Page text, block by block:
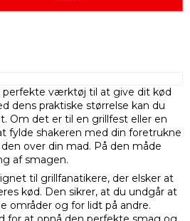
perfekte værktøj til at give dit kød
dens praktiske størrelse kan du
Om det er til en grillfest eller en
fylde shakeren med din foretrukne
over din mad. På den måde
af smagen.
til grillfanatikere, der elsker at
kød. Den sikrer, at du undgår at
områder og for lidt på andre.